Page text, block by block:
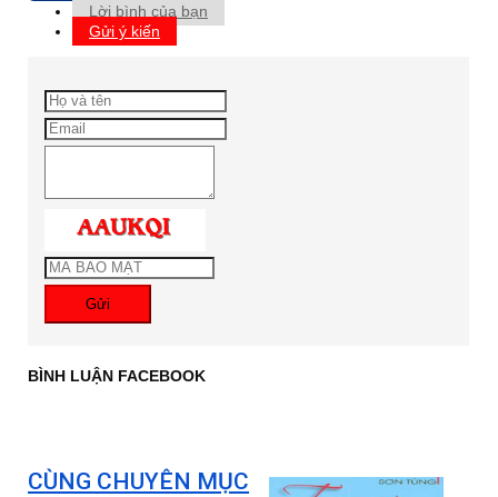
Lời bình của bạn
Gửi ý kiến
Gửi
BÌNH LUẬN FACEBOOK
CÙNG CHUYÊN MỤC